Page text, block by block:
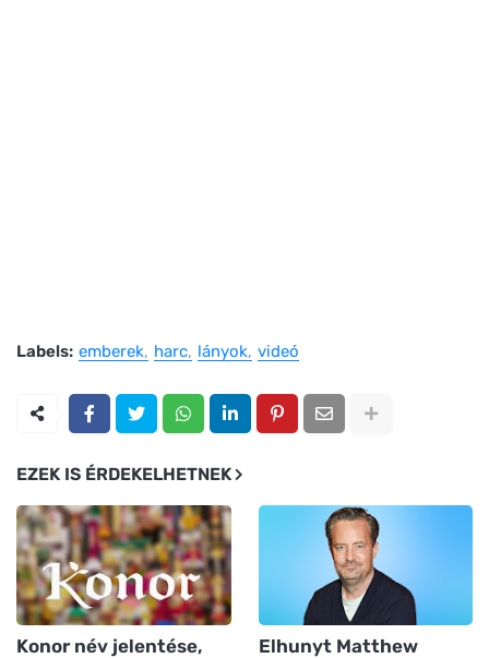
Labels: emberek harc lányok videó
EZEK IS ÉRDEKELHETNEK
Konor név jelentése,
Elhunyt Matthew